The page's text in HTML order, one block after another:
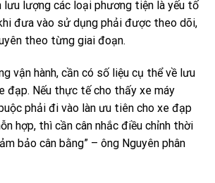
lưu lượng các loại phương tiện là yếu tố
đưa vào sử dụng phải được theo dõi,
theo từng giai đoạn.
vận hành, cần có số liệu cụ thể về lưu
đạp. Nếu thực tế cho thấy xe máy
phải đi vào làn ưu tiên cho xe đạp
hợp, thì cần cân nhắc điều chỉnh thời
bảo cân bằng” – ông Nguyên phân